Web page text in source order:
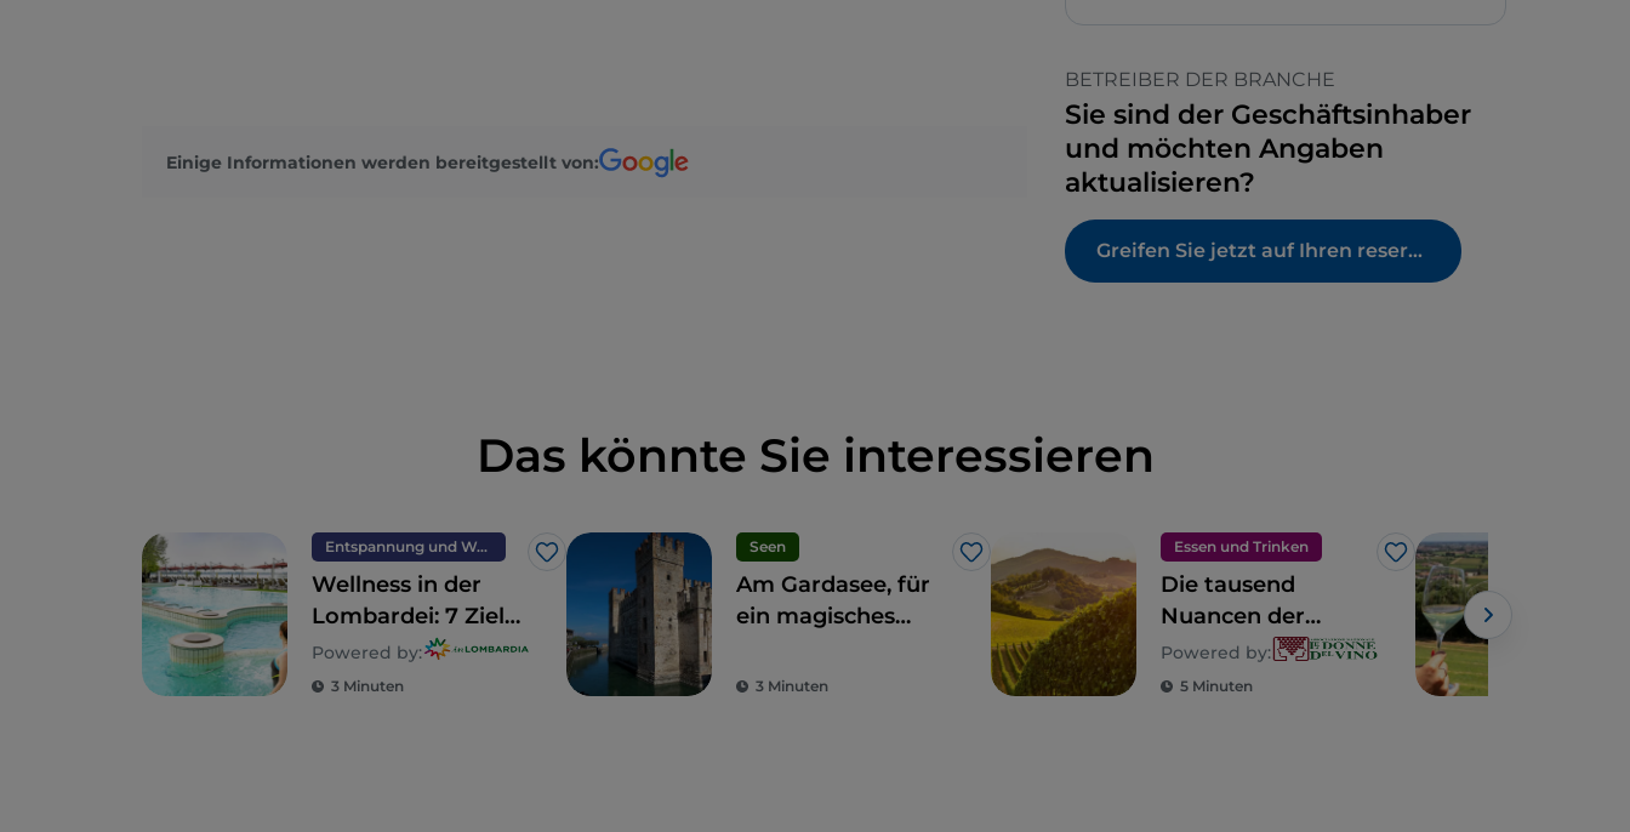
Einige Informationen werden bereitgestellt von:
BETREIBER DER BRANCHE
Sie sind der Geschäftsinhaber
und möchten Angaben
aktualisieren?
Greifen Sie jetzt auf Ihren reservierten Bereich zu
Das könnte Sie interessieren
Entspannung und Wellness
Like
Wellness in der
Lombardei: 7 Ziele
für einen totalen
Detox
Powered by:
3 Minuten
Seen
Like
Am Gardasee, für
ein magisches
3 Minuten
Essen und Trinken
Like
Die tausend
Nuancen der
Lombardei
Powered by:
5 Minuten